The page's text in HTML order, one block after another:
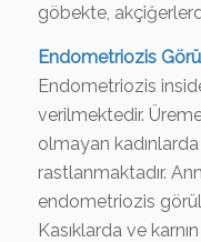
göbekte,
Endometriozis
Endometriozis
verilmektedir.
olmayan kadınlarda
rastlanmaktadır.
endometriozis
Kasıklarda ve